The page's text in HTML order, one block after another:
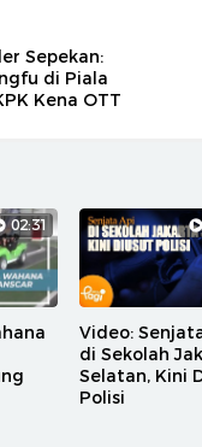
Sepekan:
di Piala
Kena OTT
02:31
Video:
di Sekolah
Selatan, Kini
Polisi